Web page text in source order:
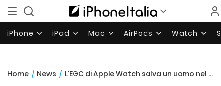
iPhone iPad Mac AirPods Watch
Home / News / L’EGC di Apple Watch salva un uomo nel Regno Unito